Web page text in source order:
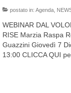
postato in: Agenda,
WEBINAR DAL
RISE Marzia Raspa
Guazzini Giovedì 7
13:00 CLICCA QUI